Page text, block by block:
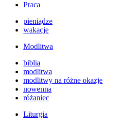
Praca
pieniądze
wakacje
Modlitwa
biblia
modlitwa
modlitwy na różne okazje
nowenna
różaniec
Liturgia